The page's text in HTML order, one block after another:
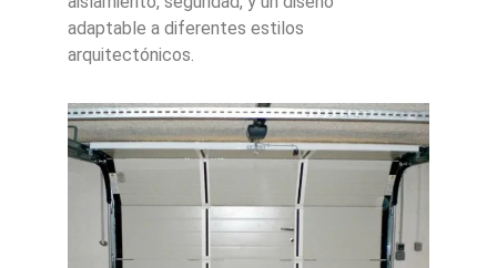
adaptable a diferentes estilos
arquitectónicos.